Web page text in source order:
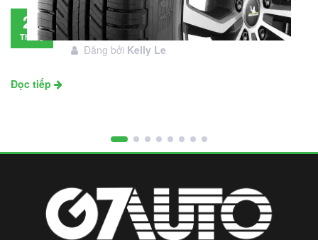
28
Tháng
Đánh giá lốp Michelin Primacy SUV: Đáng
đầu tư không?
Đăng bởi Kelly Le
Đọc tiếp